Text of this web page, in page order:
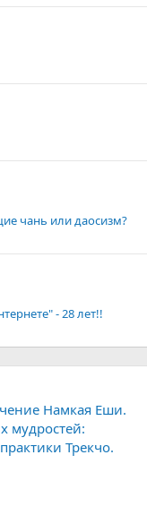
чань или даосизм?
- 28 лет!!
Намкая Еши.
мудростей:
Трекчо.